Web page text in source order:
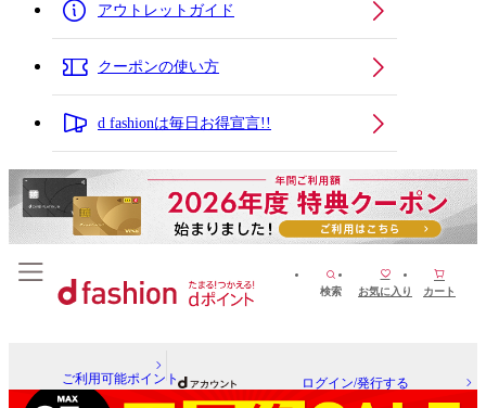
アウトレットガイド
クーポンの使い方
d fashionは毎日お得宣言!!
検索 お気に入り カート
ご利用可能ポイント ログイン/発行する